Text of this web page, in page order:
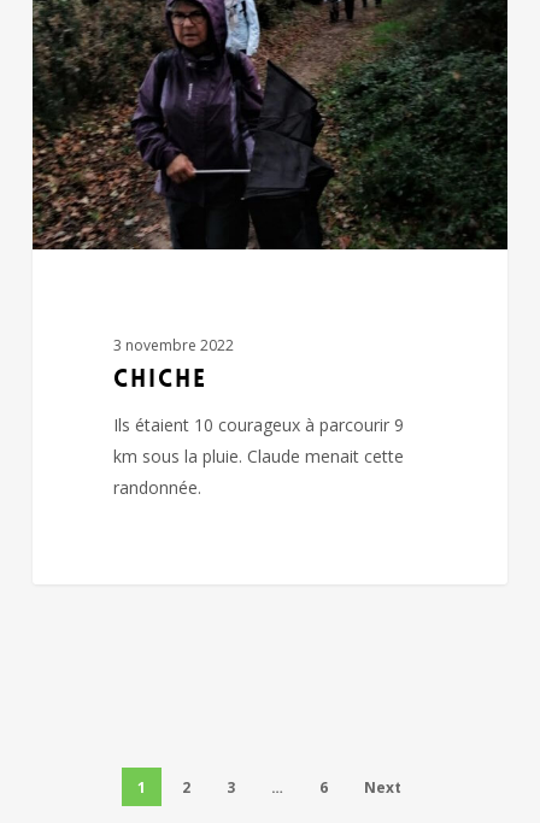
3 novembre 2022
CHICHE
Ils étaient 10 courageux à parcourir 9
km sous la pluie. Claude menait cette
randonnée.
1 2 3 … 6 Next